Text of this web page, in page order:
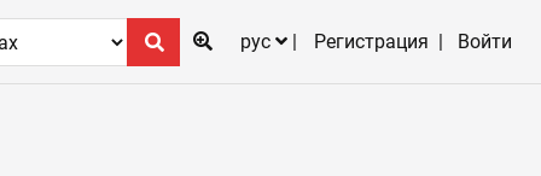
рус
Регистрация Войти